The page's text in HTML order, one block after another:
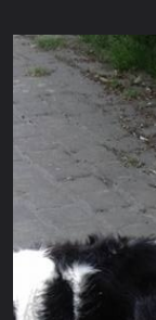
photo Tags
CONCOURS PHOTO
des
Rejoignez dès
des